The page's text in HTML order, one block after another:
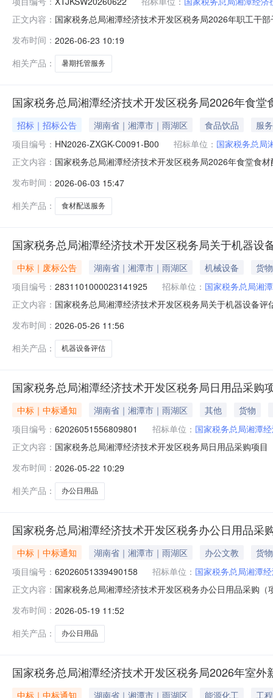
正文内容： 国家税务总局湘潭经济技术开发区税务局2026年职工干
发区税务局2026年度职工干部子女暑期托管服务项目采
124200元。
发布时间： 2026-06-23 10:19
相关产品：
暑期托管服务
国家税务总局湘潭经济技术开发区税务局2026年食堂
招标｜招标公告 湖南省｜湘潭市｜雨湖区 食品饮品
服务
项目编号： HN2026-ZXGK-C0091-B00 招标单位： 国家税务总局
正文内容： 国家税务总局湘潭经济技术开发区税务局2026年食堂食
目基本情况项目编号：HN2026-ZXGK-C0091-B00项目
发布时间： 2026-06-03 15:47
相关产品：
食材配送服务
国家税务总局湘潭经济技术开发区税务局关于机器设
中标｜废标公告 湖南省｜湘潭市｜雨湖区 机械设备
货物
项目编号： 2831101000023141925 招标单位： 国家税务总局湘
正文内容： 国家税务总局湘潭经济技术开发区税务局关于机器设备
期：七、终止原因：原因类型:政策调整/预算取消补充说
发布时间： 2026-05-26 11:56
相关产品：
机器设备评估
国家税务总局湘潭经济技术开发区税务局日用品采购
中标｜中标通知 湖南省｜湘潭市｜雨湖区 其他
货物
项目编号： 62026051556809801 招标单位： 国家税务总局湘潭
正文内容： 国家税务总局湘潭经济技术开发区税务局日用品采购项
湘潭经济技术开发区（九华）报价起止时间：2026-05-
发布时间： 2026-05-22 10:29
相关产品：
办公日用品
国家税务总局湘潭经济技术开发区税务办公日用品采
中标｜中标通知 湖南省｜湘潭市｜雨湖区 办公文教
货物
项目编号： 62026051339490158 招标单位： 国家税务总局湘潭
正文内容： 国家税务总局湘潭经济技术开发区税务办公日用品采购
济技术开发区（九华）报价起止时间：2026-05-
发布时间： 2026-05-19 11:52
相关产品：
办公日用品
国家税务总局湘潭经济技术开发区税务局2026年室
中标｜中标通知 湖南省｜湘潭市｜雨湖区 能源化工
工程